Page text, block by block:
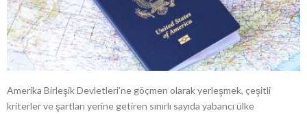
Amerika Birleşik Devletleri’ne göçmen olarak yerleşmek, çeşitli
kriterler ve şartları yerine getiren sınırlı sayıda yabancı ülke